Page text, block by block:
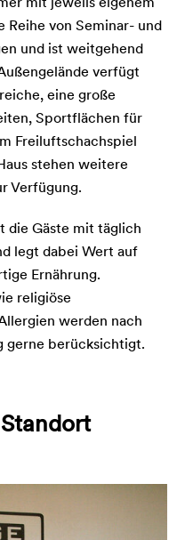
von Seminar- und
und ist weitgehend
verfügt
eine große
Sportflächen für
Freiluftschachspiel
stehen weitere
Verfügung.
die Gäste mit täglich
legt dabei Wert auf
Ernährung.
religiöse
werden nach
gerne berücksichtigt.